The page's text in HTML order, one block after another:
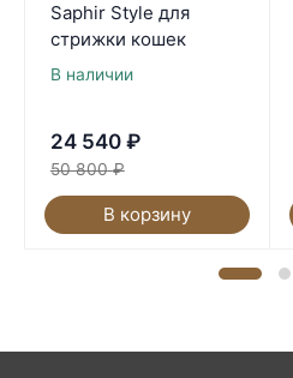
Saphir Style для
стрижки кошек
В наличии
24 540 ₽
50 800 ₽
В корзину